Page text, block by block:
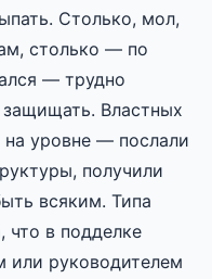
Столько, мол,
столько — по
— трудно
Властных
на уровне — послали
получили
всяким. Типа
что в подделке
или руководителем